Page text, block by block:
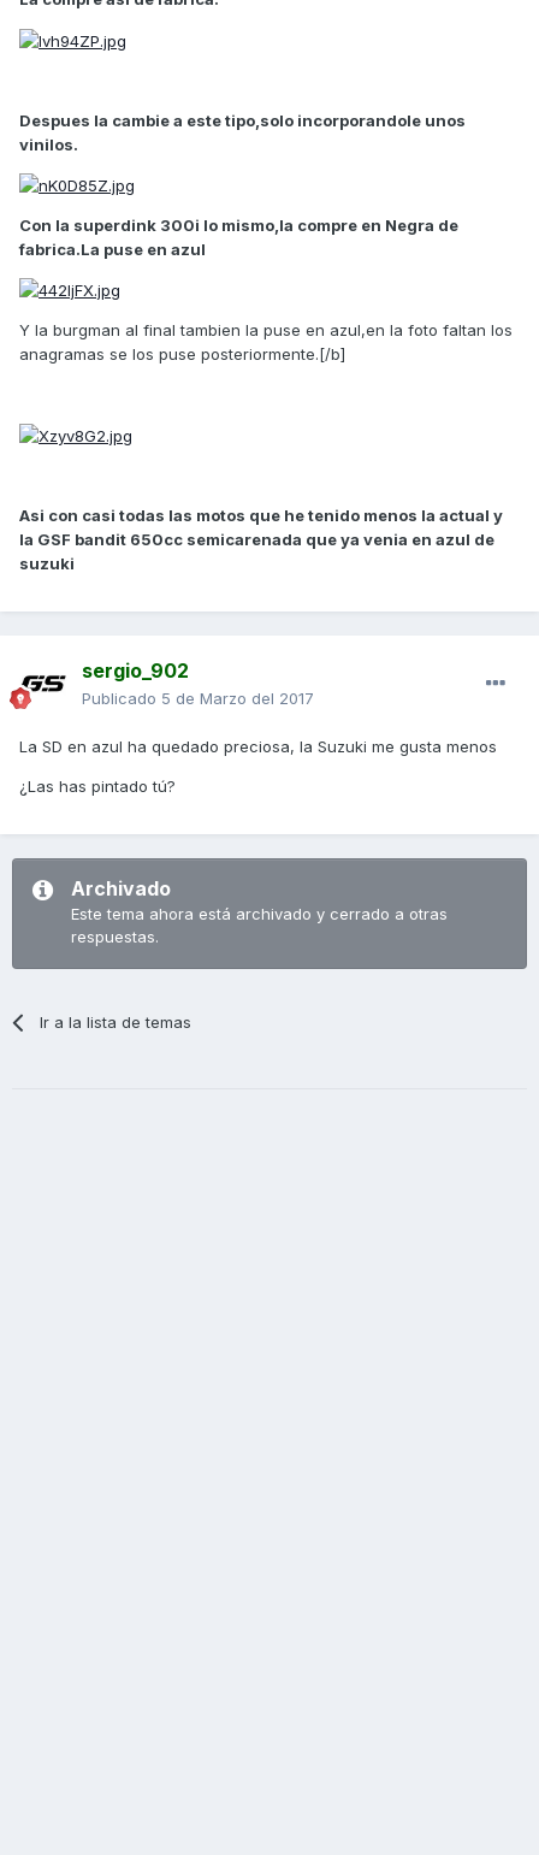
Despues la cambie a este tipo,solo incorporandole unos
vinilos.
Con la superdink 300i lo mismo,la compre en Negra de
fabrica.La puse en azul
Y la burgman al final tambien la puse en azul,en la foto faltan los
anagramas se los puse posteriormente.[/b]
Asi con casi todas las motos que he tenido menos la actual y
la GSF bandit 650cc semicarenada que ya venia en azul de
suzuki
sergio_902
Publicado 5 de Marzo del 2017
La SD en azul ha quedado preciosa, la Suzuki me gusta menos
¿Las has pintado tú?
Archivado
Este tema ahora está archivado y cerrado a otras
respuestas.
Ir a la lista de temas